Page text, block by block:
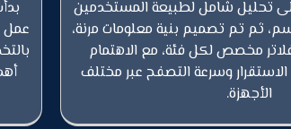
تحليل شامل لطبيعة المستخدمين
ثم تم تصميم بنية معلومات مرنة،
مخصص لكل فئة، مع الاهتمام
الاستقرار وسرعة التصفح عبر مختلف
الأجهزة.
عمل